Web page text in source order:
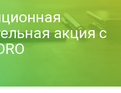
акция с